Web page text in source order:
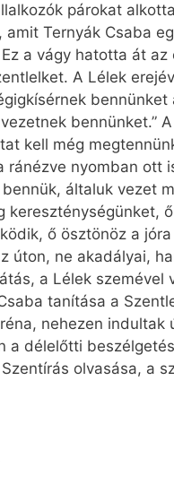
párokat
Ternyák Csaba
a vágy hatotta át
A Lélek
bennünket.”
kell még
ránézve nyomban
általuk vezet
ő ösztönöz a
úton, ne akadályai,
a Lélek
tanítása a
nehezen
a délelőtti
olvasása, a